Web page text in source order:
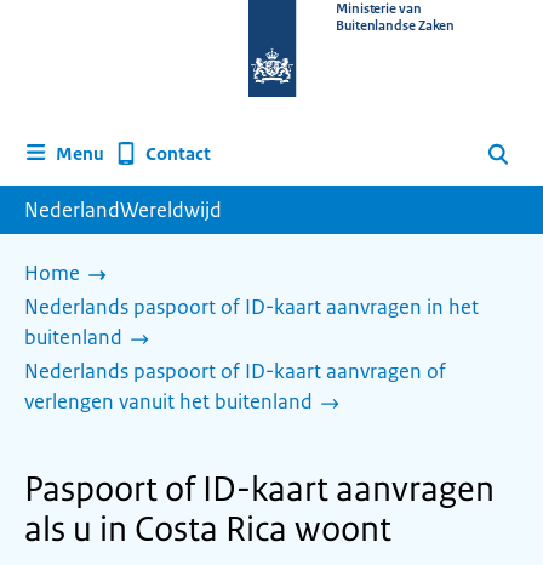
homepage
Ministerie van
Buitenlandse Zaken
Menu Contact Zoeken
NederlandWereldwijd
Home
Nederlands paspoort of ID-kaart aanvragen in het
buitenland
Nederlands paspoort of ID-kaart aanvragen of
verlengen vanuit het buitenland
Paspoort of ID-kaart aanvragen
als u in Costa Rica woont